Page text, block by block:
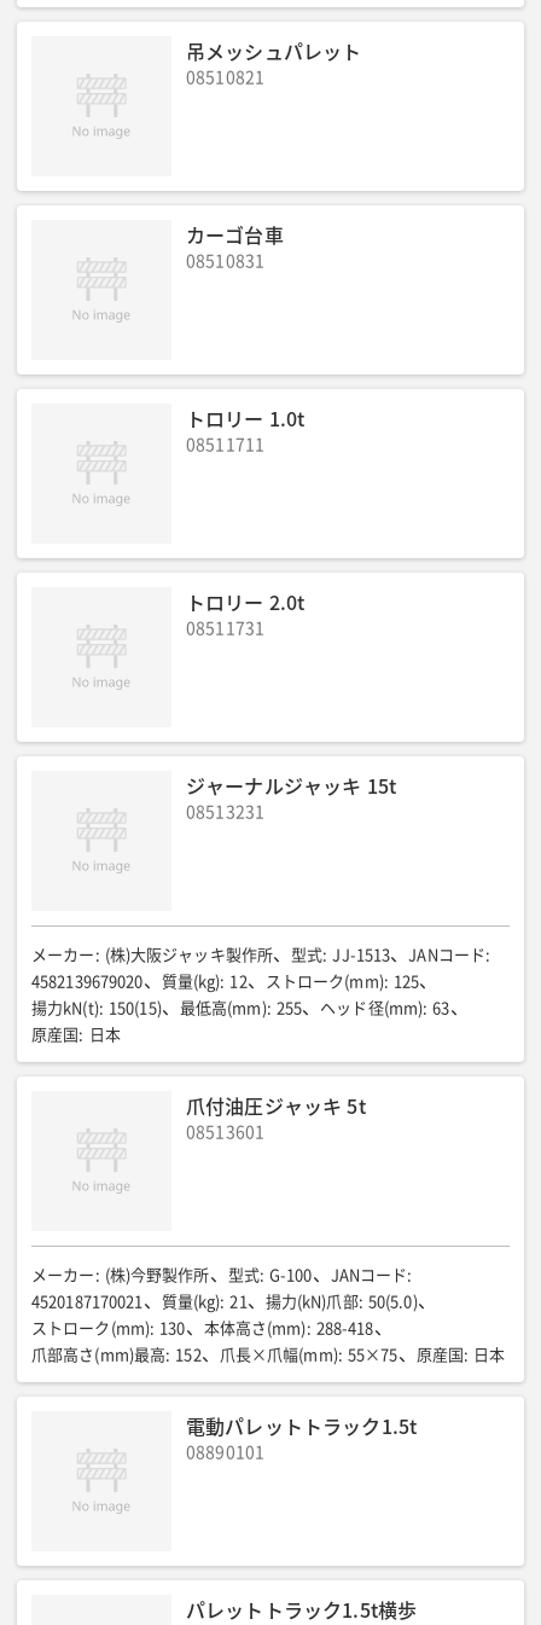
吊メッシュパレット
08510821
カーゴ台車
08510831
トロリー 1.0t
08511711
トロリー 2.0t
08511731
ジャーナルジャッキ 15t
08513231
メーカー : (株)大阪ジャッキ製作所 型式: JJ-1513 JANコード :
4582139679020
質量(kg): 12 ストローク(mm): 125
揚力kN(t): 150(15) 最低高(mm): 255 ヘッド径(mm): 63
原産国 : 日本
爪付油圧ジャッキ 5t
08513601
メーカー : (株)今野製作所 型式: G-100 JANコード :
4520187170021
質量(kg): 21 揚力(kN)爪部: 50(5.0)
ストローク(mm): 130 本体高さ(mm): 288-418
爪部高さ(mm)最高: 152 爪長×爪幅(mm): 55×75 原産国 : 日本
電動パレットトラック1.5t
08890101
パレットトラック1.5t横歩